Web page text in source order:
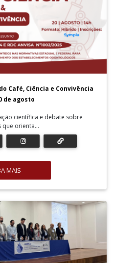
Café, Ciência e Convivência
de agosto
científica e debate sobre
que orienta...
MAIS